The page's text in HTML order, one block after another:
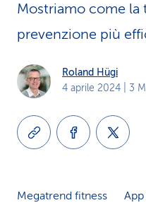
Mostriamo come la
prevenzione più
Roland Hügi
4 aprile 2024 | 3
Megatrend fitness